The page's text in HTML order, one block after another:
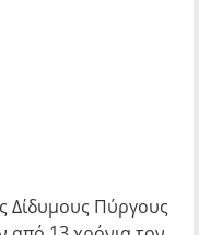
Δίδυμους Πύργους